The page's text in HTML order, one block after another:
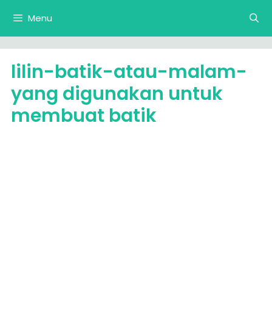
isi
Menu
lilin-batik-atau-malam-
yang digunakan untuk
membuat batik